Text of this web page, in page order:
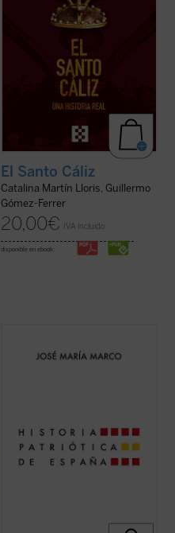
El Santo Cáliz
Catalina Martín Lloris, Guillermo
Gómez-Ferrer
20,00€ IVA incluido
disponible en ebook:
José María Marco surge como la voz de la